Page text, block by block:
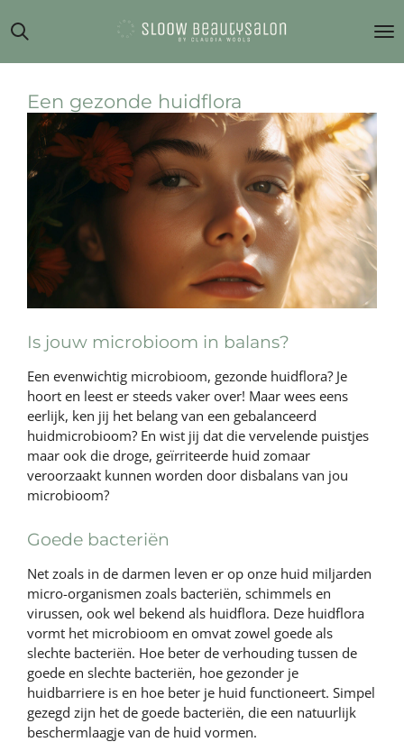
direct
hoofdinhoud
Een gezonde huidflora
Is jouw microbioom in balans?
Een evenwichtig microbioom, gezonde huidflora? Je
hoort en leest er steeds vaker over! Maar wees eens
eerlijk, ken jij het belang van een gebalanceerd
huidmicrobioom? En wist jij dat die vervelende puistjes
maar ook die droge, geïrriteerde huid zomaar
veroorzaakt kunnen worden door disbalans van jou
microbioom?
Goede bacteriën
Net zoals in de darmen leven er op onze huid miljarden
micro-organismen zoals bacteriën, schimmels en
virussen, ook wel bekend als huidflora. Deze huidflora
vormt het microbioom en omvat zowel goede als
slechte bacteriën. Hoe beter de verhouding tussen de
goede en slechte bacteriën, hoe gezonder je
huidbarriere is en hoe beter je huid functioneert. Simpel
gezegd zijn het de goede bacteriën, die een natuurlijk
beschermlaagje van de huid vormen.